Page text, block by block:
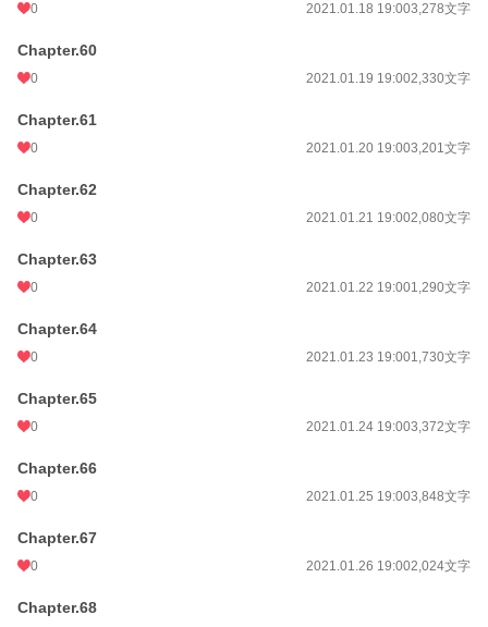
0 2021.01.18 19:003,278文字
Chapter.60
0 2021.01.19 19:002,330文字
Chapter.61
0 2021.01.20 19:003,201文字
Chapter.62
0 2021.01.21 19:002,080文字
Chapter.63
0 2021.01.22 19:001,290文字
Chapter.64
0 2021.01.23 19:001,730文字
Chapter.65
0 2021.01.24 19:003,372文字
Chapter.66
0 2021.01.25 19:003,848文字
Chapter.67
0 2021.01.26 19:002,024文字
Chapter.68